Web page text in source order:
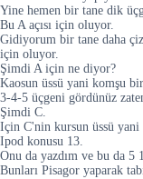
Yine hemen bir tane dik
Bu A açısı için oluyor.
Gidiyorum bir tane daha
için oluyor.
Şimdi A için ne diyor?
Kaosun üssü yani komşu
3-4-5 üçgeni gördünüz
Şimdi C.
Için C'nin kursun üssü yani
Ipod konusu 13.
Onu da yazdım ve bu da 5
Bunları Pisagor yaparak